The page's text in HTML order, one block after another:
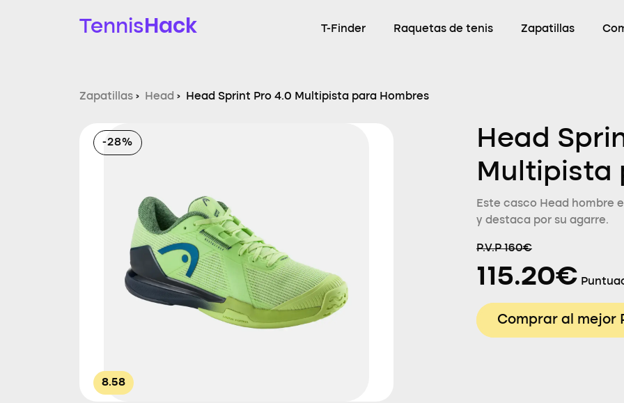
TennisHack T-Finder Raquetas de tenis Zapatillas
Zapatillas › Head › Head Sprint Pro 4.0 Multipista para Hombres
-28%
8.58
Head
Multipista
Este casco Head hombre
y destaca por su agarre.
P.V.P 160€
115.20€
Comprar al mejor